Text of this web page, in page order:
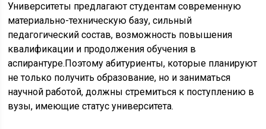
Университеты предлагают студентам современную
материально-техническую базу, сильный
педагогический состав, возможность повышения
квалификации и продолжения обучения в
аспирантуре.Поэтому абитуриенты, которые планируют
не только получить образование, но и заниматься
научной работой, должны стремиться к поступлению в
вузы, имеющие статус университета.